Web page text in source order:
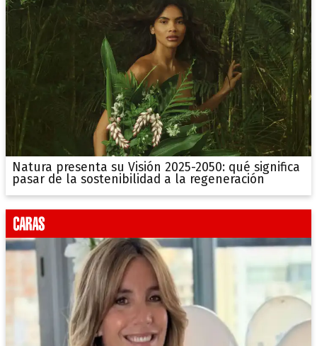
Natura presenta su Visión 2025-2050: qué significa
pasar de la sostenibilidad a la regeneración